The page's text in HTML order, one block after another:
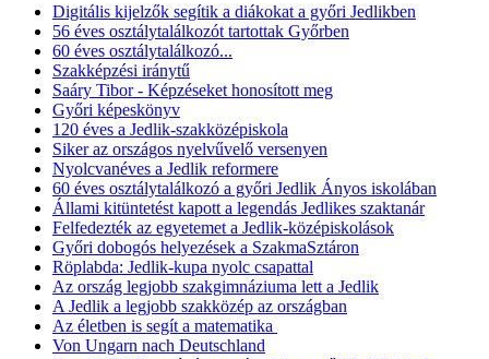
Digitális kijelzők segítik a diákokat a győri Jedlikben
56 éves osztálytalálkozót tartottak Győrben
60 éves osztálytalálkozó...
Szakképzési iránytű
Saáry Tibor - Képzéseket honosított meg
Győri képeskönyv
120 éves a Jedlik-szakközépiskola
Siker az országos nyelvűvelő versenyen
Nyolcvanéves a Jedlik reformere
60 éves osztálytalálkozó a győri Jedlik Ányos iskolában
Állami kitüntetést kapott a legendás Jedlikes szaktanár
Felfedezték az egyetemet a Jedlik-középiskolások
Győri dobogós helyezések a SzakmaSztáron
Röplabda: Jedlik-kupa nyolc csapattal
Az ország legjobb szakgimnáziuma lett a Jedlik
A Jedlik a legjobb szakközép az országban
Az életben is segít a matematika
Von Ungarn nach Deutschland